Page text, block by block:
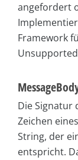
angefordert
Framework
Die Signatur
Zeichen
String, der
entspricht.